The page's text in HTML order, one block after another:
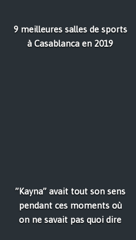
9 meilleures salles de sports
à Casablanca en 2019
”Kayna” avait tout son sens
pendant ces moments où
on ne savait pas quoi dire